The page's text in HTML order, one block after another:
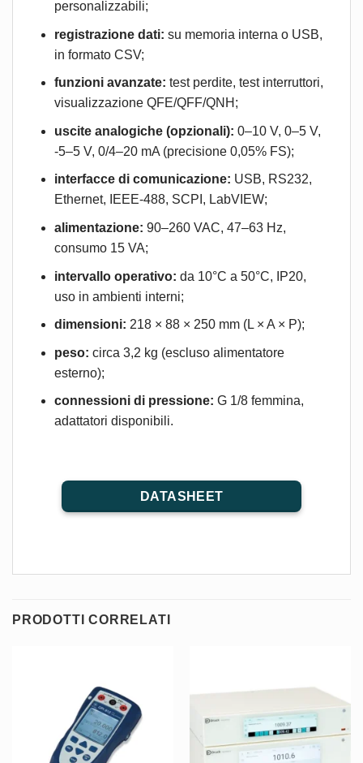
personalizzabili;
registrazione dati: su memoria interna o USB,
in formato CSV;
funzioni avanzate: test perdite, test interruttori,
visualizzazione QFE/QFF/QNH;
uscite analogiche (opzionali): 0–10 V, 0–5 V,
-5–5 V, 0/4–20 mA (precisione 0,05% FS);
interfacce di comunicazione: USB, RS232,
Ethernet, IEEE-488, SCPI, LabVIEW;
alimentazione: 90–260 VAC, 47–63 Hz,
consumo 15 VA;
intervallo operativo: da 10°C a 50°C, IP20,
uso in ambienti interni;
dimensioni: 218 × 88 × 250 mm (L × A × P);
peso: circa 3,2 kg (escluso alimentatore
esterno);
connessioni di pressione: G 1/8 femmina,
adattatori disponibili.
DATASHEET
PRODOTTI CORRELATI